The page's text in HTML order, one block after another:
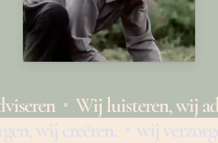
Wij luisteren, wij
wij creëren.
wij